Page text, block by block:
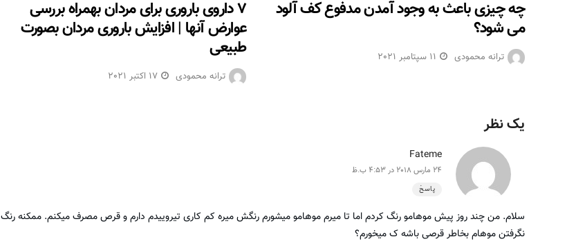
۷ داروی باروری برای مردان بهمراه بررسی
عوارض آنها | افزایش باروری مردان بصورت
طبیعی
ترانه محمودی 17 اکتبر 2021
چه چیزی باعث به وجود آمدن مدفوع کف آلود
می شود؟
ترانه محمودی 11 سپتامبر 2021
یک نظر
Fateme
24 مارس 2018 در 4:53 ب.ظ
پاسخ
سلام. من چند روز پیش موهامو رنگ کردم اما تا میرم موهامو میشورم رنگش میره کم کاری تیروییدم دارم و قرص مصرف میکنم. ممکنه رنگ
نگرفتن موهام بخاطر قرصی باشه ک میخورم؟